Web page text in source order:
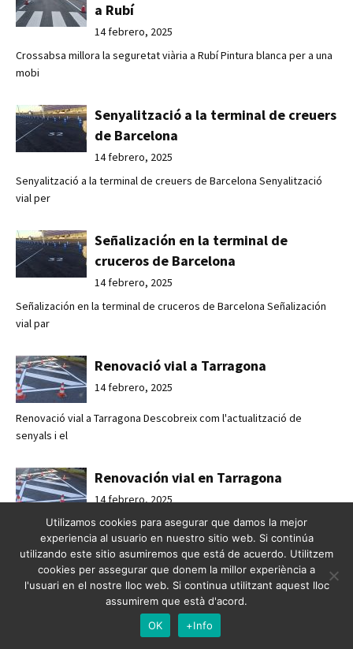
a Rubí
14 febrero, 2025
Crossabsa millora la seguretat viària a Rubí Pintura blanca per a una
mobi
Senyalització a la terminal de creuers
de Barcelona
14 febrero, 2025
Senyalització a la terminal de creuers de Barcelona Senyalització
vial per
Señalización en la terminal de
cruceros de Barcelona
14 febrero, 2025
Señalización en la terminal de cruceros de Barcelona Señalización
vial par
Renovació vial a Tarragona
14 febrero, 2025
Renovació vial a Tarragona Descobreix com l'actualització de
senyals i el
Renovación vial en Tarragona
14 febrero, 2025
Renovación vial en Tarragona Descubre cómo la actualización de
señales y e
Passos de vianants a Olot
14 febrero, 2025
Utilizamos cookies para asegurar que damos la mejor
experiencia al usuario en nuestro sitio web. Si continúa
utilizando este sitio asumiremos que está de acuerdo. Utilitzem
cookies per assegurar que donem la millor experiència a
l'usuari en el nostre lloc web. Si continua utilitzant aquest lloc
assumirem que està d'acord.
OK
+Info